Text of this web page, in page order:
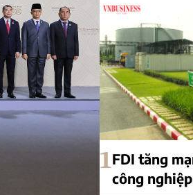
1FDI tăng
công